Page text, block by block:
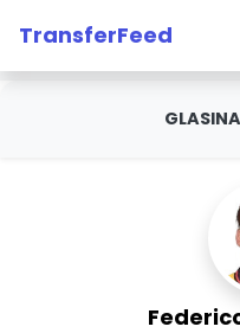
TransferFeed